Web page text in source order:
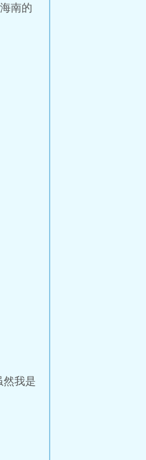
南的
然我是